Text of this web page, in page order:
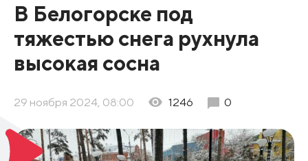
В Белогорске под
тяжестью снега рухнула
высокая сосна
29 ноября 2024, 08:00 1246 0